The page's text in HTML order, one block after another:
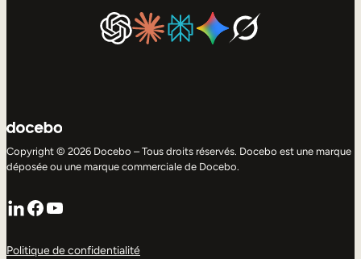
Copyright © 2026 Docebo – Tous droits réservés. Docebo est une marque
déposée ou une marque commerciale de Docebo.
LinkedIn
Facebook
YouTube
Politique de confidentialité